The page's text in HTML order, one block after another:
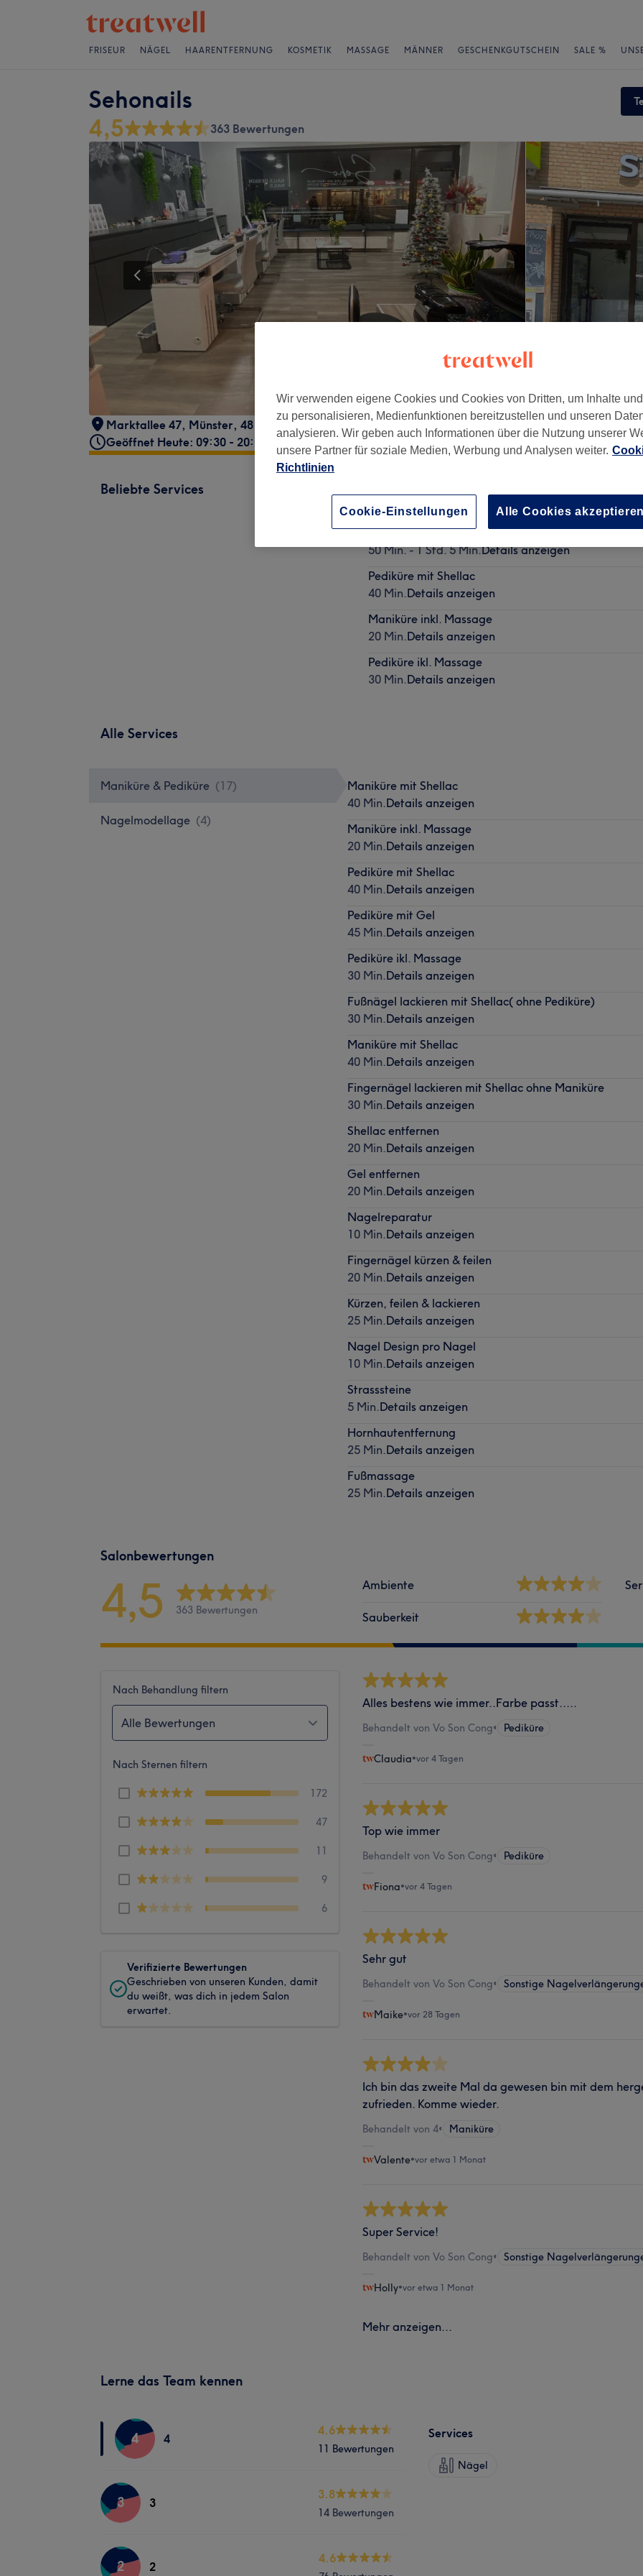
FRISEUR NÄGEL HAARENTFERNUNG KOSMETIK MASSAGE MÄNNER GESCHENKGUTSCHEIN SALE %
Sehonails
4,5 363 Bewertungen
Marktallee 47, Münster, 48165
Geöffnet Heute: 09:30 - 20:00
Beliebte Services
45 Min. - 1 Std.Details anzeigen
Neumodellage mit Gel- Acryl ab
50 Min. - 1 Std. 5 Min.Details anzeigen
Pediküre mit Shellac
40 Min.Details anzeigen
Maniküre inkl. Massage
20 Min.Details anzeigen
Pediküre ikl. Massage
30 Min.Details anzeigen
Alle Services
Maniküre & Pediküre (17)
Nagelmodellage (4)
Maniküre mit Shellac
40 Min.Details anzeigen
Maniküre inkl. Massage
20 Min.Details anzeigen
Pediküre mit Shellac
40 Min.Details anzeigen
Pediküre mit Gel
45 Min.Details anzeigen
Pediküre ikl. Massage
30 Min.Details anzeigen
Fußnägel lackieren mit Shellac( ohne Pediküre)
30 Min.Details anzeigen
Maniküre mit Shellac
40 Min.Details anzeigen
Fingernägel lackieren mit Shellac ohne Maniküre
30 Min.Details anzeigen
Shellac entfernen
20 Min.Details anzeigen
Gel entfernen
20 Min.Details anzeigen
Nagelreparatur
10 Min.Details anzeigen
Fingernägel kürzen & feilen
20 Min.Details anzeigen
Kürzen, feilen & lackieren
25 Min.Details anzeigen
Nagel Design pro Nagel
10 Min.Details anzeigen
Strasssteine
5 Min.Details anzeigen
Hornhautentfernung
25 Min.Details anzeigen
Fußmassage
25 Min.Details anzeigen
Salonbewertungen
4,5 363 Bewertungen
Ambiente
Sauberkeit
Nach Behandlung filtern
Alle Bewertungen
Nach Sternen filtern
172
47
11
9
6
Verifizierte Bewertungen
Geschrieben von unseren Kunden, damit
du weißt, was dich in jedem Salon
erwartet.
Alles bestens wie immer..Farbe passt.....
Behandelt von Vo Son Cong• Pediküre
Claudia•vor 4 Tagen
Top wie immer
Behandelt von Vo Son Cong• Pediküre
Fiona•vor 4 Tagen
Sehr gut
Behandelt von Vo Son Cong• Sonstige
Maike•vor 28 Tagen
Ich bin das zweite Mal da gewesen bin mit dem
zufrieden. Komme wieder.
Behandelt von 4• Maniküre
Valente•vor etwa 1 Monat
Super Service!
Behandelt von Vo Son Cong• Sonstige
Holly•vor etwa 1 Monat
Mehr anzeigen...
Lerne das Team kennen
4 4
4.6
11 Bewertungen
3 3
3.8
14 Bewertungen
2 2
4.6
Services
Nägel
Wir verwenden eigene Cookies und Cookies von Dritten, um Inhalte
zu personalisieren, Medienfunktionen bereitzustellen und unseren
analysieren. Wir geben auch Informationen über die Nutzung unserer
unsere Partner für soziale Medien, Werbung und Analysen weiter.
Richtlinien
Cookie-Einstellungen Alle Cookies akzeptieren